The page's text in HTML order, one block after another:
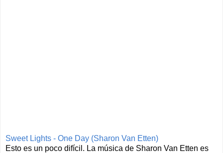
Sweet Lights - One Day (Sharon Van Etten)
Esto es un poco difícil. La música de Sharon Van Etten es